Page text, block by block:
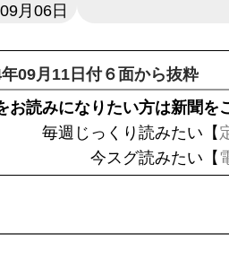
月06日
09月11日付６面から抜粋
お読みになりたい方は新聞を
毎週じっくり読みたい【
今スグ読みたい【